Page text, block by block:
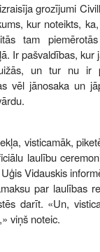
grozījumi
kur noteikts,
tam
Ir pašvaldības, kur
un tur nu ir
vēl jānosaka un
visticamāk,
laulību
Vidauskis
par laulības
darīt. «Un,
viņš noteic.